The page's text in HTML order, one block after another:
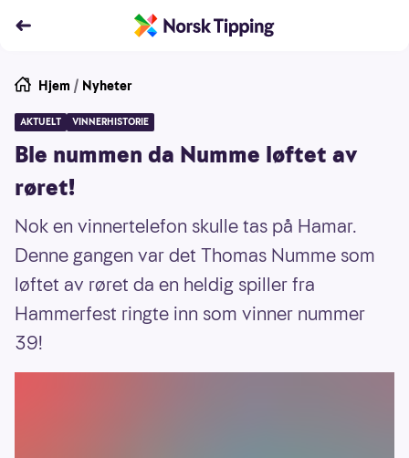
Hjem / Nyheter
AKTUELT VINNERHISTORIE
Ble nummen da Numme løftet av
røret!
Nok en vinnertelefon skulle tas på Hamar.
Denne gangen var det Thomas Numme som
løftet av røret da en heldig spiller fra
Hammerfest ringte inn som vinner nummer
39!